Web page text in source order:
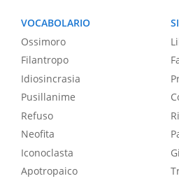
VOCABOLARIO
Ossimoro
Filantropo
Idiosincrasia
Pusillanime
Refuso
Neofita
Iconoclasta
Apotropaico